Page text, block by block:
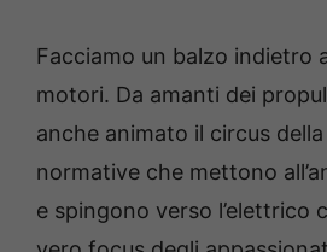
Facciamo un balzo indietro
motori. Da amanti dei
anche animato il circus
normative che mettono
e spingono verso l’elettrico